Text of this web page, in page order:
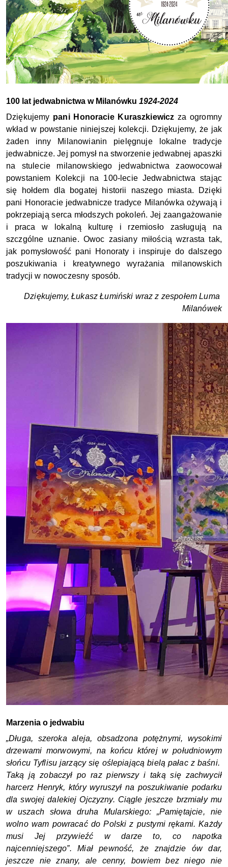
100 lat jedwabnictwa w Milanówku 1924-2024
Dziękujemy pani Honoracie Kuraszkiewicz za ogromny
wkład w powstanie niniejszej kolekcji. Dziękujemy, że jak
żaden inny Milanowianin pielęgnuje lokalne tradycje
jedwabnicze. Jej pomysł na stworzenie jedwabnej apaszki
na stulecie milanowskiego jedwabnictwa zaowocował
powstaniem Kolekcji na 100-lecie Jedwabnictwa stając
się hołdem dla bogatej historii naszego miasta. Dzięki
pani Honoracie jedwabnicze tradyce Milanówka ożywają i
pokrzepiają serca młodszych pokoleń. Jej zaangażowanie
i praca w lokalną kulturę i rzemiosło zasługują na
szczgólne uznanie. Owoc zasiany miłością wzrasta tak,
jak pomysłowość pani Honoraty i inspiruje do dalszego
poszukiwania i kreatywnego wyrażania milanowskich
tradycji w nowoczesny sposób.
Dziękujemy, Łukasz Łumiński wraz z zespołem Luma
Milanówek
Marzenia o jedwabiu
„Długa, szeroka aleja, obsadzona potężnymi, wysokimi
drzewami morwowymi, na końcu której w południowym
słońcu Tyflisu jarzący się oślepiającą bielą pałac z baśni.
Taką ją zobaczył po raz pierwszy i taką się zachwycił
harcerz Henryk, który wyruszył na poszukiwanie podarku
dla swojej dalekiej Ojczyzny. Ciągle jeszcze brzmiały mu
w uszach słowa druha Mularskiego: „Pamiętajcie, nie
wolno wam powracać do Polski z pustymi rękami. Każdy
musi Jej przywieźć w darze to, co napotka
najcenniejszego”. Miał pewność, że znajdzie ów dar,
jeszcze nie znany, ale cenny, bowiem bez niego nie